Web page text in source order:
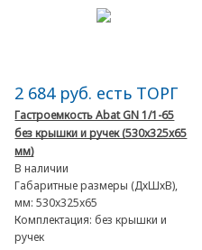
2 684 руб. есть ТОРГ
Гастроемкость Abat GN 1/1-65
без крышки и ручек (530x325x65
мм)
В наличии
Габаритные размеры (ДхШхВ),
мм:530x325x65
Комплектация:без крышки и
ручек